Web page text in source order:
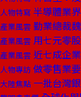
人物特寫 半導體業
產業風雲 勤業總裁
產業風雲 用七元零
產業風雲 近七成企
人物專訪 做零售業
大陸焦點 一批台灣